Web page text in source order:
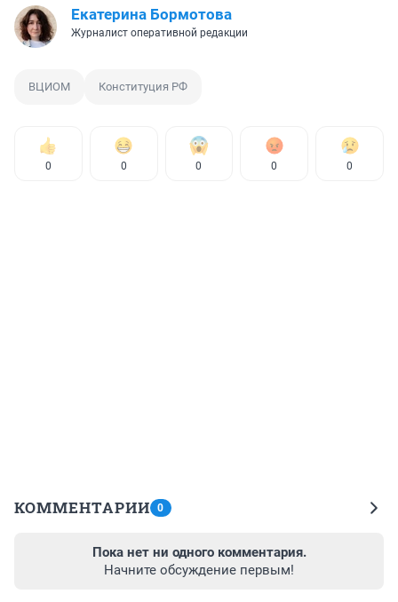
Екатерина Бормотова
Журналист оперативной редакции
ВЦИОМ Конституция РФ
0 0 0 0 0
КОММЕНТАРИИ 0
Пока нет ни одного комментария.
Начните обсуждение первым!